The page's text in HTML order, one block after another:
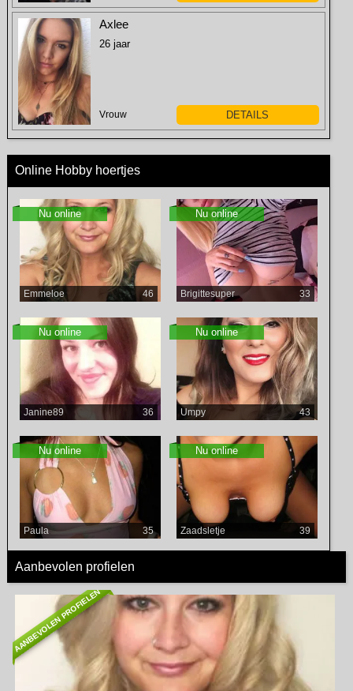
Axlee
26 jaar
Vrouw DETAILS
Online Hobby hoertjes
Nu online
Emmeloe 46
Nu online
Brigittesuper 33
Nu online
Janine89 36
Nu online
Umpy 43
Nu online
Paula 35
Nu online
Zaadsletje 39
Aanbevolen profielen
AANBEVOLEN PROFIELEN